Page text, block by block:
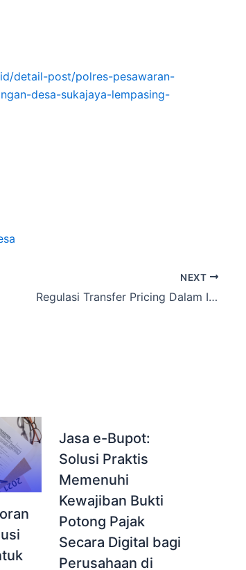
detail-post/polres-pesawaran-
desa-sukajaya-lempasing-
NEXT
Regulasi Transfer Pricing Dalam Industri Logistik Menjaga Keseimbangan Antara Kepatuhan Dan Efisiensi Bisnis
Jasa e-Bupot:
Solusi Praktis
Memenuhi
Kewajiban Bukti
Potong Pajak
Secara Digital bagi
Perusahaan di